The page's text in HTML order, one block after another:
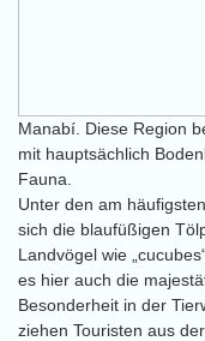
Manabí. Diese Region
mit hauptsächlich
Fauna.
Unter den am
sich die blaufüßigen
Landvögel wie
es hier auch die
Besonderheit in der
ziehen Touristen aus